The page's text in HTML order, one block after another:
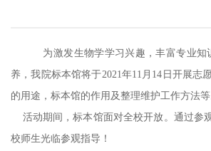
为激发生物学学习兴趣，丰富专业知
养，我院标本馆将于2021年11月14日开展
的用途，标本馆的作用及整理维护工作方法等
活动期间，标本馆面对全校开放。通过参
校师生光临参观指导！